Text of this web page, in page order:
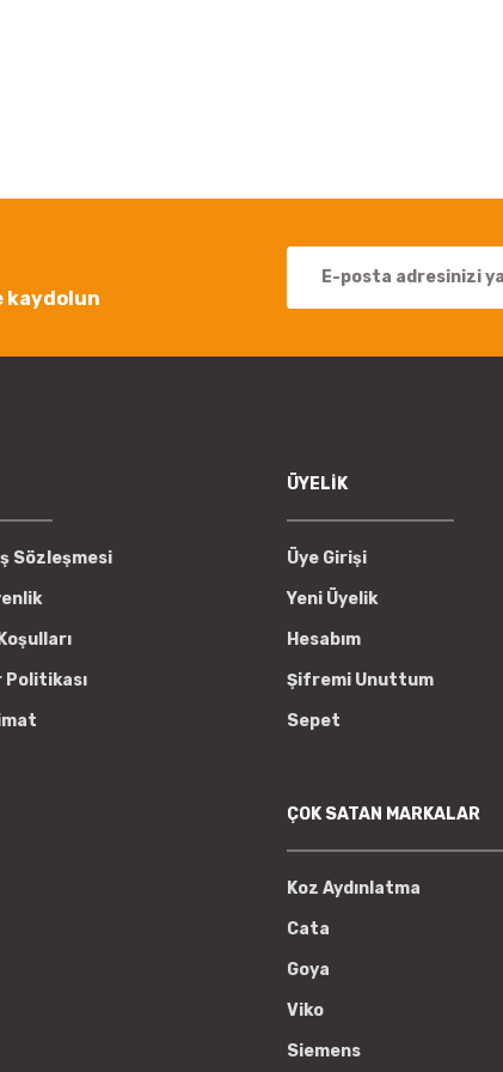
kaydolun
Sözleşmesi
Politikası
ÜYELİK
Üye Girişi
Yeni Üyelik
Hesabım
Şifremi Unuttum
Sepet
ÇOK SATAN MARKALAR
Koz Aydınlatma
Cata
Goya
Viko
Siemens